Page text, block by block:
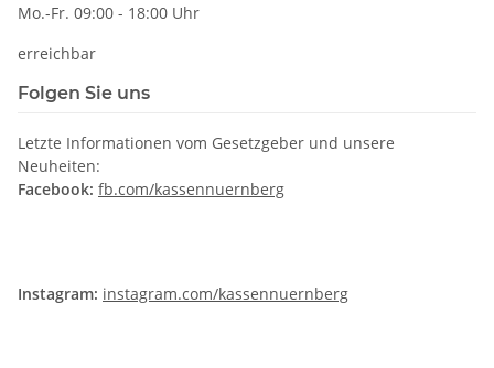
Mo.-Fr. 09:00 - 18:00 Uhr
erreichbar
Folgen Sie uns
Letzte Informationen vom Gesetzgeber und unsere
Neuheiten:
Facebook: fb.com/kassennuernberg
Instagram: instagram.com/kassennuernberg